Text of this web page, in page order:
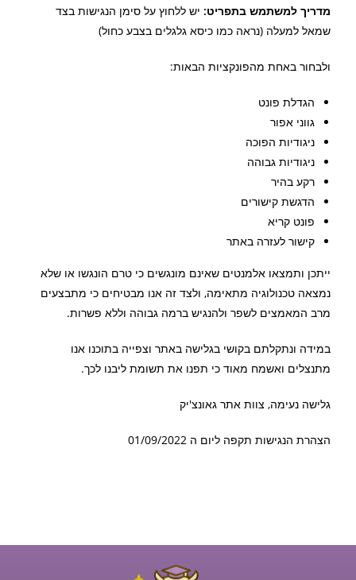
מדריך למשתמש בתפריט: יש ללחוץ על סימן הנגישות בצד
שמאל למעלה (נראה כמו כיסא גלגלים בצבע כחול)
ולבחור באחת מהפונקציות הבאות:
הגדלת פונט
גווני אפור
ניגודיות הפוכה
ניגודיות גבוהה
רקע בהיר
הדגשת קישורים
פונט קריא
קישור לעזרה באתר
ייתכן ותמצאו אלמנטים שאינם מונגשים כי טרם הונגשו או שלא
נמצאה טכנולוגיה מתאימה, ולצד זה אנו מבטיחים כי מתבצעים
מרב המאמצים לשפר ולהנגיש ברמה גבוהה וללא פשרות.
במידה ונתקלתם בקושי בגלישה באתר וצפייה בתוכנו אנו
מתנצלים ואשמח מאוד כי תפנו את תשומת ליבנו לכך.
גלישה נעימה, צוות אתר גאונצ'יק
הצהרת הנגישות תקפה ליום ה 01/09/2022